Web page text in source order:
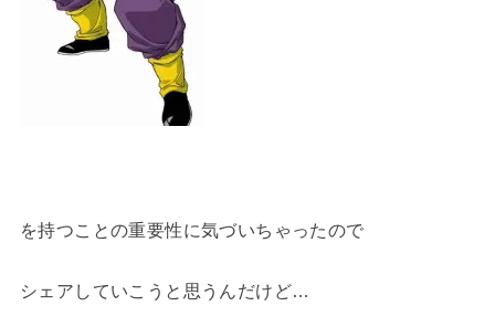
を持つことの重要性に気づいちゃったので
シェアしていこうと思うんだけど…